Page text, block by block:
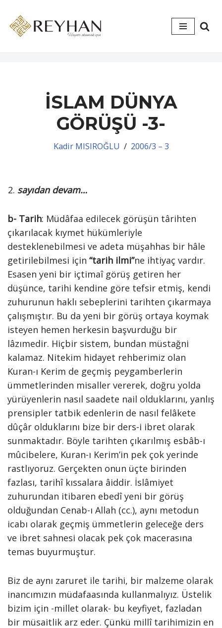
İçeriğe
İSLAM DÜNYA
GÖRÜŞÜ -3-
Kadir MISIROĞLU 2006/3 – 3
sayıdan devam…
b- Tarih: Müdâfaa edilecek görüşün târihten
çıkarılacak kıymet hükümleriyle
desteklenebilmesi ve adeta müşahhas bir hâle
getirilebilmesi için “tarih ilmi”ne ihtiyaç vardır.
Esasen yeni bir içtimaî görüş getiren her
düşünce, tarihi kendine göre tefsir etmiş, kendi
zuhurunun haklı sebeplerini tarihten çıkarmaya
çalışmıştır. Bu da yeni bir görüş ortaya koymak
isteyen hemen herkesin başvurduğu bir
lâzımedir. Hiçbir sistem, bundan müstağni
kalamaz. Nitekim hidayet rehberimiz olan
Kuran-ı Kerim de geçmiş peygamberlerin
ümmetlerinden misaller vererek, doğru yolda
yürüyenlerin nasıl saadete nail olduklarını, yanlış
prensipler tatbik edenlerin de nasıl felâkete
dûçâr olduklarını bize bir ders-i ibret olarak
sunmaktadır. Böyle tarihten çıkarılmış esbâb-ı
mûcibelere, Kuran-ı Kerim’in pek çok yerinde
rastlıyoruz. Gerçekten onun üçte birinden
fazlası, tarihî kıssalara âiddir. İslâmiyet
zuhurundan itibaren ebedî yeni bir görüş
olduğundan Cenab-ı Allah (cc.), aynı metodun
icabı olarak geçmiş ümmetlerin geleceğe ders
ve ibret sahnesi olacak pek çok macerasına
temas buyurmuştur.
Biz de aynı zaruret ile tarihi, bir malzeme olarak
inancımızın müdafaasında kullanmalıyız. Üstelik
bizim için -millet olarak- bu keyfiyet, fazladan
bir müsaitlik arz eder. Çünkü millî tarihimizin en